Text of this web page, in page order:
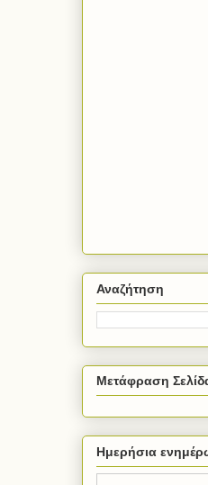
Αναζήτηση
Μετάφραση
Powered by